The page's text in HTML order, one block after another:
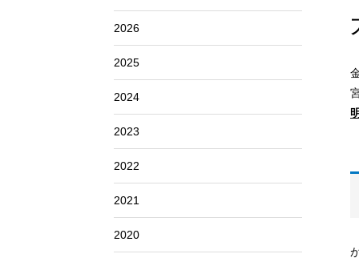
2026
2025
2024
2023
2022
2021
2020